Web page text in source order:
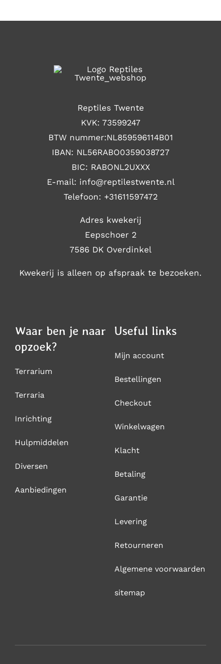
Reptiles Twente
KVK: 73599247
BTW nummer:NL859596114B01
IBAN: NL56RABO0359038727
BIC: RABONL2UXXX
E-mail: info@reptilestwente.nl
Telefoon: +31611597472
Adres kwekerij
Eepschoer 2
7586 DK Overdinkel
Kwekerij is alleen op afspraak te bezoeken.
Waar ben je naar
opzoek?
Terrarium
Terraria
Inrichting
Hulpmiddelen
Diversen
Aanbiedingen
Useful links
Mijn account
Bestellingen
Checkout
Winkelwagen
Klacht
Betaling
Garantie
Levering
Retourneren
Algemene voorwaarden
sitemap